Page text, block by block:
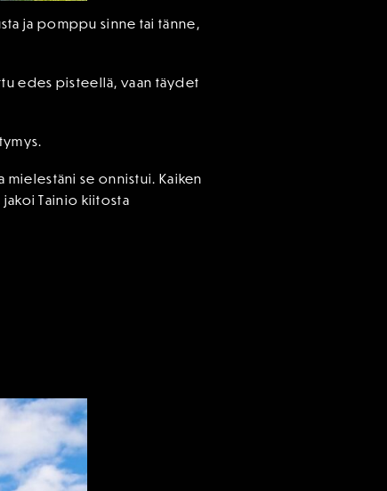
ja pomppu sinne tai tänne,
edes pisteellä, vaan täydet
mielestäni se onnistui. Kaiken
Tainio kiitosta